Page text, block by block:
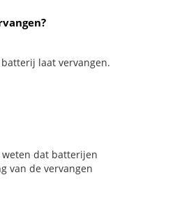
batterij laat vervangen.
weten dat batterijen
van de vervangen